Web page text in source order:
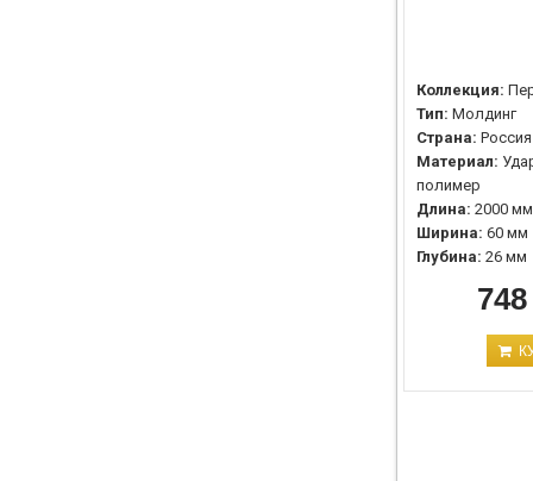
Коллекция:
Тип: Молдинг
Страна: Россия
Материал:
полимер
Длина: 2000 мм
Ширина: 60 мм
Глубина: 26 мм